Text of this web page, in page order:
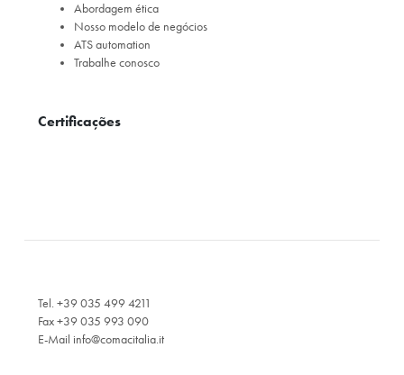
Abordagem ética
Nosso modelo de negócios
ATS automation
Trabalhe conosco
Certificações
Tel. +39 035 499 4211
Fax +39 035 993 090
E-Mail info@comacitalia.it